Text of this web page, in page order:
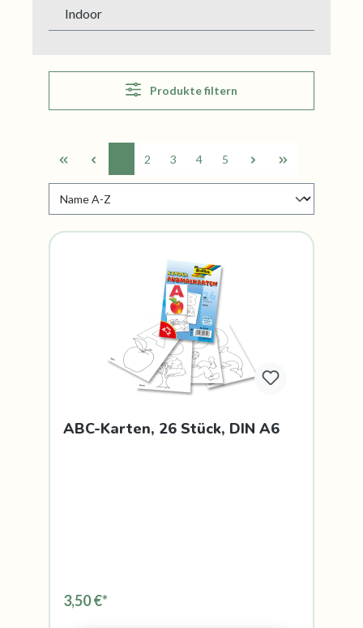
Indoor
Produkte filtern
2 3 4 5
ABC-Karten, 26 Stück, DIN A6
3,50 €*